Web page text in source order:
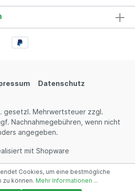
Datenschutz
gesetzl. Mehrwertsteuer zzgl.
Nachnahmegebühren, wenn nicht
angegeben.
mit Shopware
Cookies, um eine bestmögliche
zu können. Mehr Informationen ...